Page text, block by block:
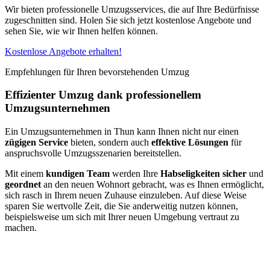
Wir bieten professionelle Umzugsservices, die auf Ihre Bedürfnisse
zugeschnitten sind. Holen Sie sich jetzt kostenlose Angebote und
sehen Sie, wie wir Ihnen helfen können.
Kostenlose Angebote erhalten!
Empfehlungen für Ihren bevorstehenden Umzug
Effizienter Umzug dank professionellem
Umzugsunternehmen
Ein Umzugsunternehmen in Thun kann Ihnen nicht nur einen
zügigen Service bieten, sondern auch effektive Lösungen für
anspruchsvolle Umzugsszenarien bereitstellen.
Mit einem kundigen Team werden Ihre Habseligkeiten sicher und
geordnet an den neuen Wohnort gebracht, was es Ihnen ermöglicht,
sich rasch in Ihrem neuen Zuhause einzuleben. Auf diese Weise
sparen Sie wertvolle Zeit, die Sie anderweitig nutzen können,
beispielsweise um sich mit Ihrer neuen Umgebung vertraut zu
machen.